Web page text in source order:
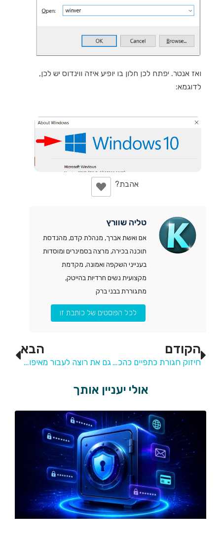
ואז אנטר. יפתח לכן חלון בו יופיע איזה ווינדוס יש לכן,
לדוגמא:
טליה שוורץ
אם ואשת אברך, מנהלת קדם, מהנדסת
תוכנה בכירה, מרצה בסמינרים ומוסדות
בענייני השקפה ואמונה, מקדמת
מקצועית נשים חרדיות בהייטק,
מתגוררת בבני ברק
לכל הפוסטים של כותבת זו
הקודם
חיזוק חגורת כתפיים כהכנה לכיתה א'
הבא
גם את רוצה לעבור מאיפור שמחביא לאיפור שמחמיא?
אולי יעניין אותך